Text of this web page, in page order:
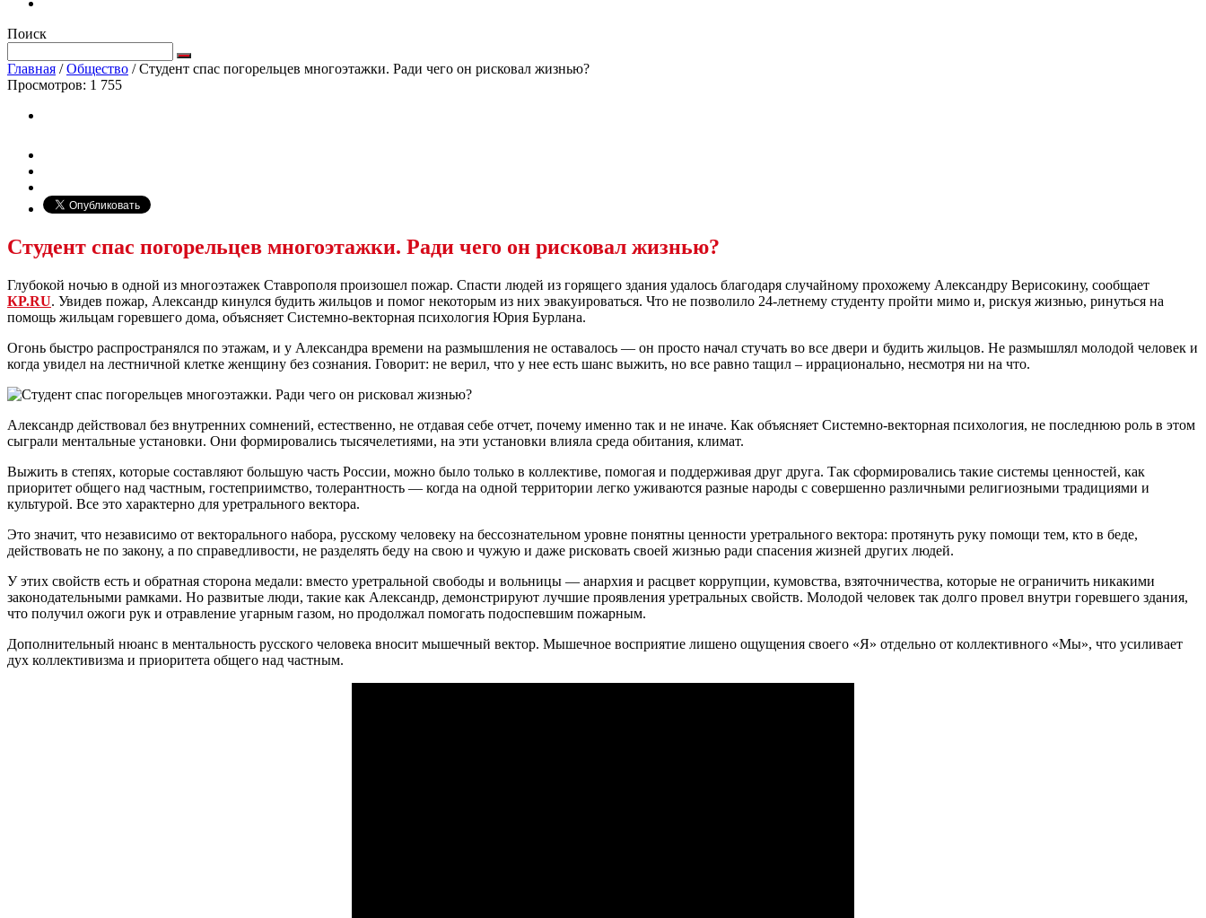
Поиск
Главная /Общество /Студент спас погорельцев многоэтажки. Ради чего он рисковал жизнью?
Просмотров: 1 755
Студент спас погорельцев многоэтажки. Ради чего он рисковал жизнью?
Глубокой ночью в одной из многоэтажек Ставрополя произошел пожар. Спасти людей из горящего здания удалось благодаря случайному прохожему Александру Верисокину, сообщает
КP.RU. Увидев пожар, Александр кинулся будить жильцов и помог некоторым из них эвакуироваться. Что не позволило 24-летнему студенту пройти мимо и, рискуя жизнью, ринуться на
помощь жильцам горевшего дома, объясняет Системно-векторная психология Юрия Бурлана.
Огонь быстро распространялся по этажам, и у Александра времени на размышления не оставалось — он просто начал стучать во все двери и будить жильцов. Не размышлял молодой человек и
когда увидел на лестничной клетке женщину без сознания. Говорит: не верил, что у нее есть шанс выжить, но все равно тащил – иррационально, несмотря ни на что.
Александр действовал без внутренних сомнений, естественно, не отдавая себе отчет, почему именно так и не иначе. Как объясняет Системно-векторная психология, не последнюю роль в этом
сыграли ментальные установки. Они формировались тысячелетиями, на эти установки влияла среда обитания, климат.
Выжить в степях, которые составляют большую часть России, можно было только в коллективе, помогая и поддерживая друг друга. Так сформировались такие системы ценностей, как
приоритет общего над частным, гостеприимство, толерантность — когда на одной территории легко уживаются разные народы с совершенно различными религиозными традициями и
культурой. Все это характерно для уретрального вектора.
Это значит, что независимо от векторального набора, русскому человеку на бессознательном уровне понятны ценности уретрального вектора: протянуть руку помощи тем, кто в беде,
действовать не по закону, а по справедливости, не разделять беду на свою и чужую и даже рисковать своей жизнью ради спасения жизней других людей.
У этих свойств есть и обратная сторона медали: вместо уретральной свободы и вольницы — анархия и расцвет коррупции, кумовства, взяточничества, которые не ограничить никакими
законодательными рамками. Но развитые люди, такие как Александр, демонстрируют лучшие проявления уретральных свойств. Молодой человек так долго провел внутри горевшего здания,
что получил ожоги рук и отравление угарным газом, но продолжал помогать подоспевшим пожарным.
Дополнительный нюанс в ментальность русского человека вносит мышечный вектор. Мышечное восприятие лишено ощущения своего «Я» отдельно от коллективного «Мы», что усиливает
дух коллективизма и приоритета общего над частным.